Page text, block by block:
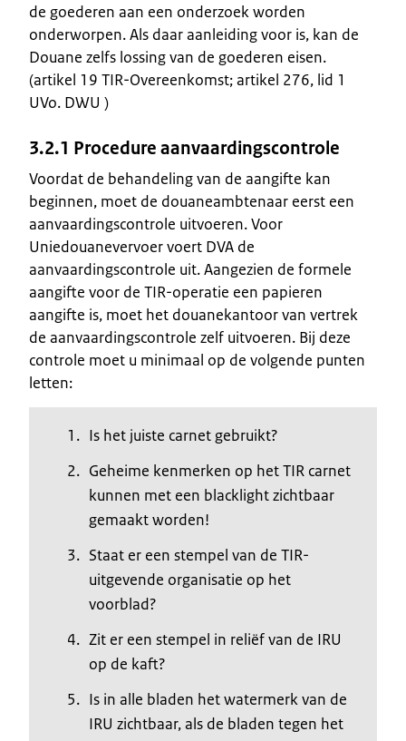
de goederen aan een onderzoek worden
onderworpen. Als daar aanleiding voor is, kan de
Douane zelfs lossing van de goederen eisen.
(artikel 19 TIR-Overeenkomst; artikel 276, lid 1
UVo. DWU )
3.2.1 Procedure aanvaardingscontrole
Voordat de behandeling van de aangifte kan
beginnen, moet de douaneambtenaar eerst een
aanvaardingscontrole uitvoeren. Voor
Uniedouanevervoer voert DVA de
aanvaardingscontrole uit. Aangezien de formele
aangifte voor de TIR-operatie een papieren
aangifte is, moet het douanekantoor van vertrek
de aanvaardingscontrole zelf uitvoeren. Bij deze
controle moet u minimaal op de volgende punten
letten:
Is het juiste carnet gebruikt?
Geheime kenmerken op het TIR carnet
kunnen met een blacklight zichtbaar
gemaakt worden!
Staat er een stempel van de TIR-
uitgevende organisatie op het
voorblad?
Zit er een stempel in reliëf van de IRU
op de kaft?
Is in alle bladen het watermerk van de
IRU zichtbaar, als de bladen tegen het